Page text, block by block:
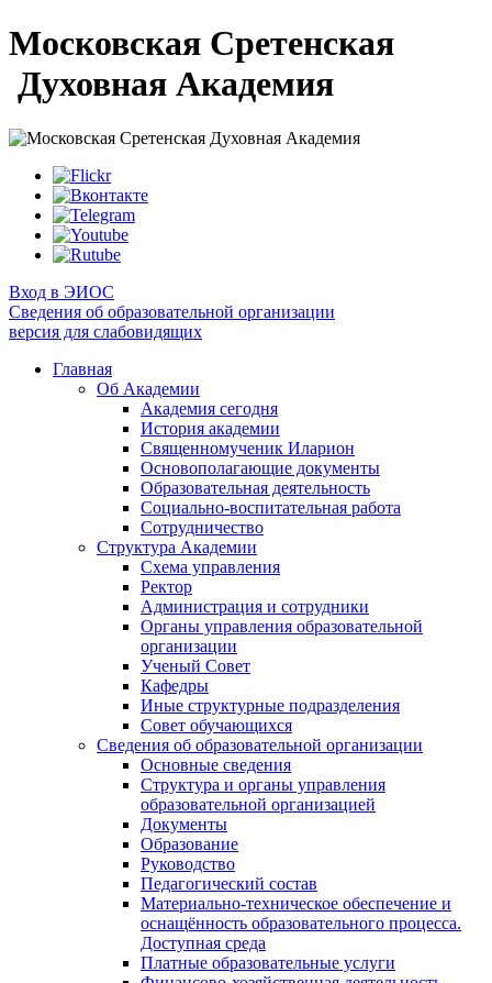
Московская Сретенская
Духовная Академия
Вход в ЭИОС
Сведения об образовательной организации
версия для слабовидящих
Главная
Об Академии
Академия сегодня
История академии
Священномученик Иларион
Основополагающие документы
Образовательная деятельность
Социально-воспитательная работа
Сотрудничество
Структура Академии
Схема управления
Ректор
Администрация и сотрудники
Органы управления образовательной
организации
Ученый Совет
Кафедры
Иные структурные подразделения
Совет обучающихся
Сведения об образовательной организации
Основные сведения
Структура и органы управления
образовательной организацией
Документы
Образование
Руководство
Педагогический состав
Материально-техническое обеспечение и
оснащённость образовательного процесса.
Доступная среда
Платные образовательные услуги